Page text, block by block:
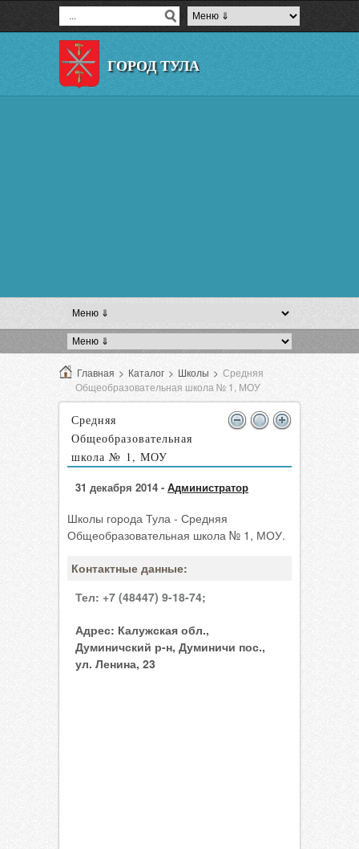
ГОРОД ТУЛА
Главная > Каталог > Школы > Средняя
Общеобразовательная школа № 1, МОУ
Средняя
Общеобразовательная
школа № 1, МОУ
31 декабря 2014 - Администратор
Школы города Тула - Средняя
Общеобразовательная школа № 1, МОУ.
Контактные данные:
Тел: +7 (48447) 9-18-74;
Адрес: Калужская обл.,
Думиничский р-н, Думиничи пос.,
ул. Ленина, 23